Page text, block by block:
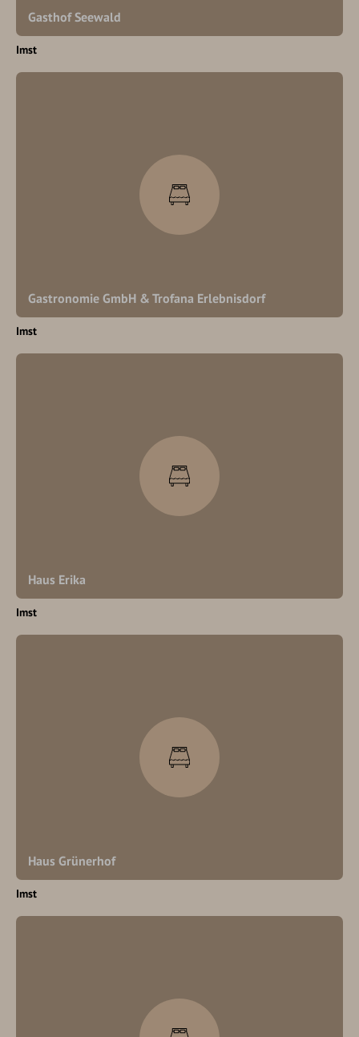
Gasthof Seewald
Imst
Gastronomie GmbH & Trofana Erlebnisdorf
Imst
Haus Erika
Imst
Haus Grünerhof
Imst